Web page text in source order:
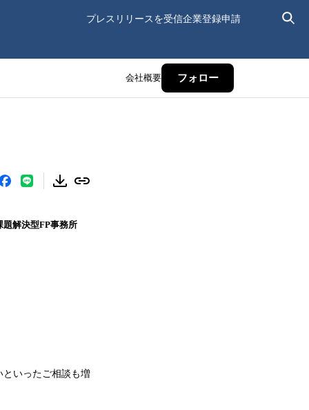
プレスリリースを受信企業登録申請
会社概要 フォロー
解決型FP事務所
いったご相談も増